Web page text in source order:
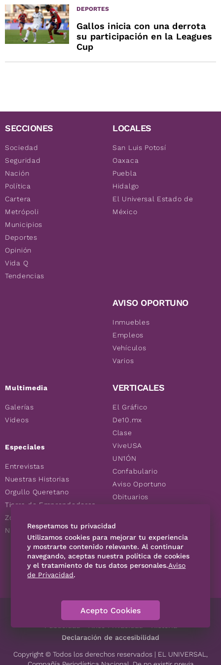
DEPORTES
Gallos inicia con una derrota
su participación en la Leagues
Cup
SECCIONES
Sociedad
Seguridad
Nación
Política
Cartera
Metrópoli
Municipios
Deportes
Opinión
Vida Q
Tendencias
Multimedia
Galerías
Videos
Especiales
Entrevistas
Nuestras Historias
Orgullo Queretano
Tierra de Emprendedores
Zoociales
Nuevos Queretanos
LOCALES
San Luis Potosí
Oaxaca
Puebla
Hidalgo
El Universal Estado de
México
AVISO OPORTUNO
Inmuebles
Empleos
Vehículos
Varios
VERTICALES
El Gráfico
De10.mx
Clase
ViveUSA
UN1ÓN
Confabulario
Aviso Oportuno
Obituarios
Consultas
SÍGUENOS
Contáctanos Código de Ética
Declaración de accesibilidad
Copyright © Todos los derechos reservados | EL UNIVERSAL,
Respetamos tu privacidad
Utilizamos cookies para mejorar tu experiencia
y mostrarte contenido relevante. Al continuar
navegando, aceptas nuestra política de cookies
y el tratamiento de tus datos personales.Aviso
de Privacidad.
Acepto Cookies